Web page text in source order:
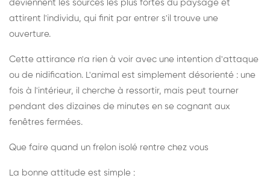
deviennent les sources les plus fortes du paysage et
attirent l'individu, qui finit par entrer s'il trouve une
ouverture.
Cette attirance n'a rien à voir avec une intention d'attaque
ou de nidification. L'animal est simplement désorienté : une
fois à l'intérieur, il cherche à ressortir, mais peut tourner
pendant des dizaines de minutes en se cognant aux
fenêtres fermées.
Que faire quand un frelon isolé rentre chez vous
La bonne attitude est simple :